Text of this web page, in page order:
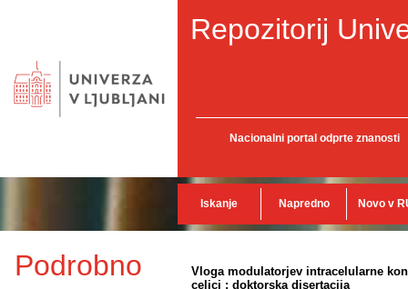
Repozitorij
Nacionalni portal odprte znanosti
Iskanje Napredno Novo v
Podrobno
Vloga modulatorjev intracelularne
celici : doktorska disertacija